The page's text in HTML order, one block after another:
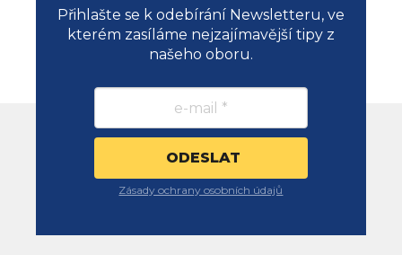
Přihlašte se k odebírání Newsletteru, ve
kterém zasíláme nejzajímavější tipy z
našeho oboru.
Zásady ochrany osobních údajů